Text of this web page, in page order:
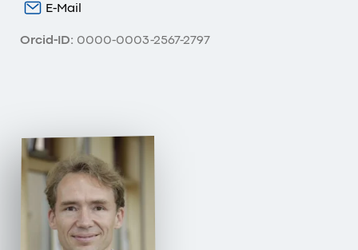
E-Mail
Orcid-ID: 0000-0003-2567-2797